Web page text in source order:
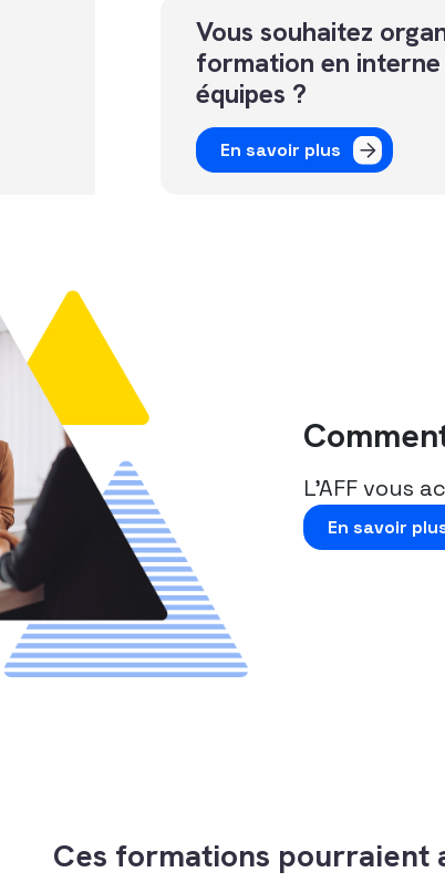
Vous souhaitez
formation en
équipes ?
En savoir plus
L’AFF vous
En savoir
Ces formations pourraient